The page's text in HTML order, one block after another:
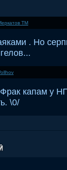
ТМ
. Но
капам у
\0/